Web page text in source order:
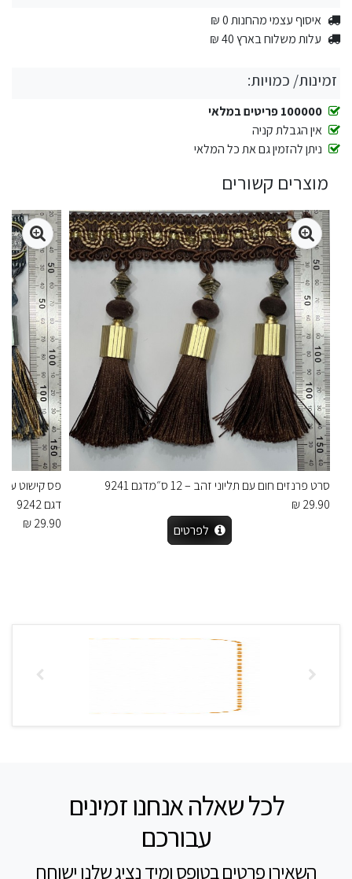
איסוף עצמי מהחנות 0 ₪
עלות משלוח בארץ 40 ₪
זמינות/ כמויות:
100000 פריטים במלאי
אין הגבלת קניה
ניתן להזמין גם את כל המלאי
מוצרים קשורים
סרט פרנזים חום עם תליוני זהב – 12 ס״מדגם 9241
29.90 ₪
לפרטים
פס קישוט עם
דגם 9242
29.90 ₪
לכל שאלה אנחנו זמינים
עבורכם
השאירו פרטים בטופס ומיד נציג שלנו ישוחח